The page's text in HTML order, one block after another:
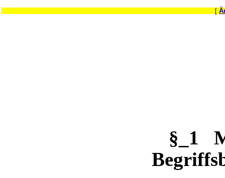
[
§_1